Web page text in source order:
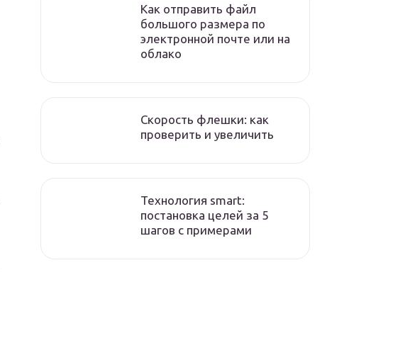
Как отправить файл
большого размера по
электронной почте или на
облако
Скорость флешки: как
проверить и увеличить
Технология smart:
постановка целей за 5
шагов с примерами